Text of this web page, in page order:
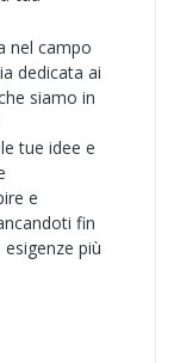
nel campo
dedicata ai
siamo in
tue idee e
e
fin
più